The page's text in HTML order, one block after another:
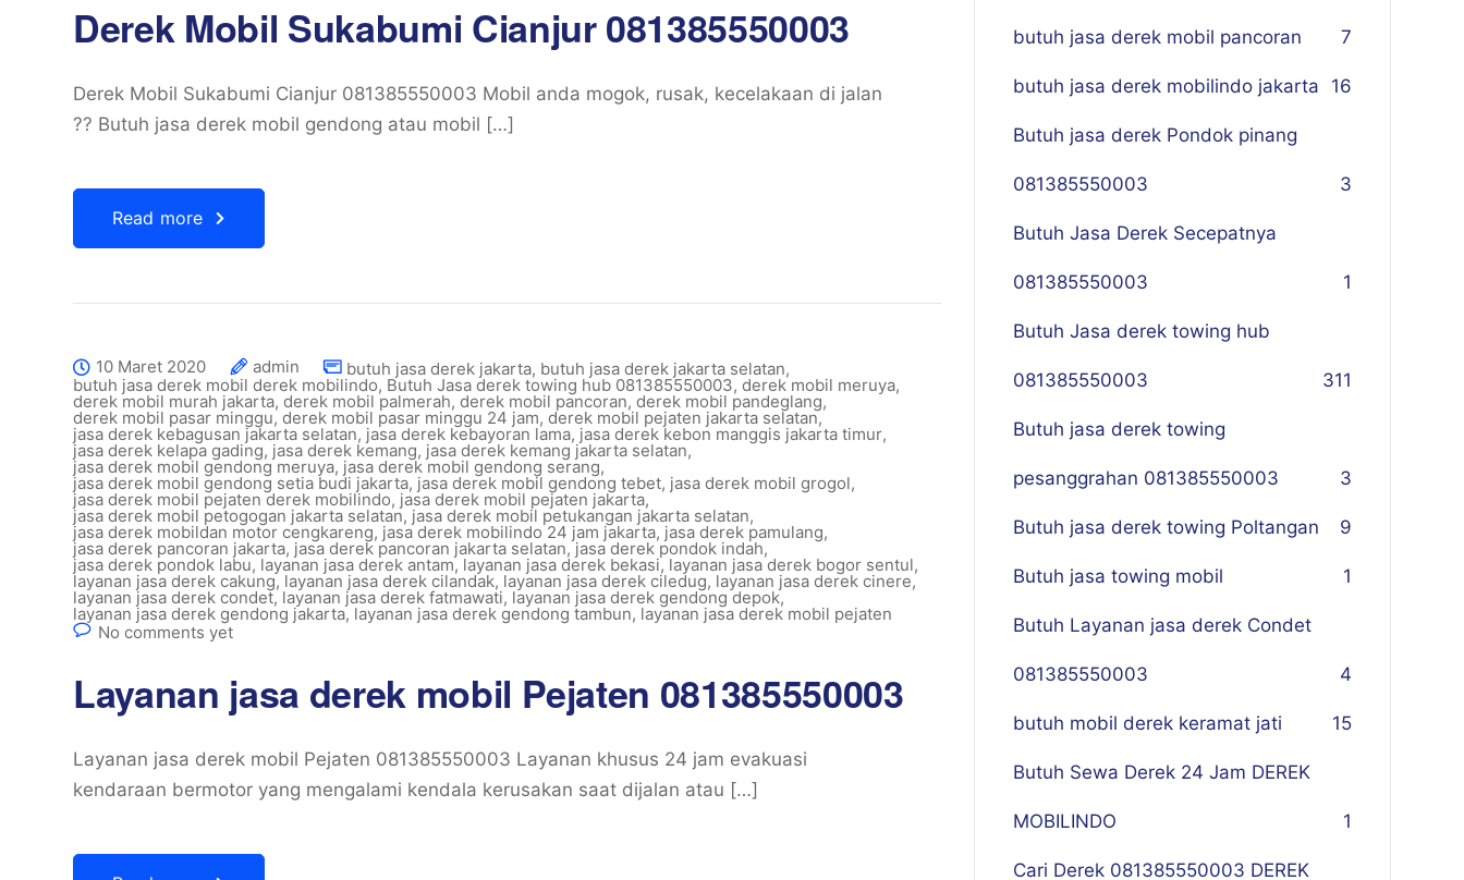
Derek Mobil Sukabumi Cianjur 081385550003
Derek Mobil Sukabumi Cianjur 081385550003 Mobil anda mogok, rusak, kecelakaan di jalan
?? Butuh jasa derek mobil gendong atau mobil […]
Read more
10 Maret 2020 admin butuh jasa derek jakarta, butuh jasa derek jakarta selatan,
butuh jasa derek mobil derek mobilindo, Butuh Jasa derek towing hub 081385550003, derek mobil meruya,
derek mobil murah jakarta, derek mobil palmerah, derek mobil pancoran, derek mobil pandeglang,
derek mobil pasar minggu, derek mobil pasar minggu 24 jam, derek mobil pejaten jakarta selatan,
jasa derek kebagusan jakarta selatan, jasa derek kebayoran lama, jasa derek kebon manggis jakarta timur,
jasa derek kelapa gading, jasa derek kemang, jasa derek kemang jakarta selatan,
jasa derek mobil gendong meruya, jasa derek mobil gendong serang,
jasa derek mobil gendong setia budi jakarta, jasa derek mobil gendong tebet, jasa derek mobil grogol,
jasa derek mobil pejaten derek mobilindo, jasa derek mobil pejaten jakarta,
jasa derek mobil petogogan jakarta selatan, jasa derek mobil petukangan jakarta selatan,
jasa derek mobildan motor cengkareng, jasa derek mobilindo 24 jam jakarta, jasa derek pamulang,
jasa derek pancoran jakarta, jasa derek pancoran jakarta selatan,jasa derek pondok indah,
jasa derek pondok labu, layanan jasa derek antam, layanan jasa derek bekasi, layanan jasa derek bogor sentul,
layanan jasa derek cakung, layanan jasa derek cilandak, layanan jasa derek ciledug, layanan jasa derek cinere,
layanan jasa derek condet, layanan jasa derek fatmawati, layanan jasa derek gendong depok,
layanan jasa derek gendong jakarta, layanan jasa derek gendong tambun, layanan jasa derek mobil pejaten
No comments yet
Layanan jasa derek mobil Pejaten 081385550003
Layanan jasa derek mobil Pejaten 081385550003 Layanan khusus 24 jam evakuasi
kendaraan bermotor yang mengalami kendala kerusakan saat dijalan atau […]
butuh jasa derek mobil pancoran 7
butuh jasa derek mobilindo jakarta 16
Butuh jasa derek Pondok pinang
081385550003 3
Butuh Jasa Derek Secepatnya
081385550003 1
Butuh Jasa derek towing hub
081385550003 311
Butuh jasa derek towing
pesanggrahan 081385550003 3
Butuh jasa derek towing Poltangan 9
Butuh jasa towing mobil 1
Butuh Layanan jasa derek Condet
081385550003 4
butuh mobil derek keramat jati 15
Butuh Sewa Derek 24 Jam DEREK
MOBILINDO 1
Cari Derek 081385550003 DEREK